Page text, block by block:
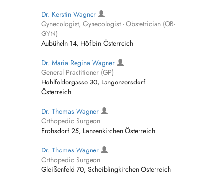
Dr. Kerstin Wagner
Gynecologist, Gynecologist - Obstetrician (OB-
GYN)
Aubüheln 14, Höflein Österreich
Dr. Maria Regina Wagner
General Practitioner (GP)
Hohlfeldergasse 30, Langenzersdorf
Österreich
Dr. Thomas Wagner
Orthopedic Surgeon
Frohsdorf 25, Lanzenkirchen Österreich
Dr. Thomas Wagner
Orthopedic Surgeon
Gleißenfeld 70, Scheiblingkirchen Österreich